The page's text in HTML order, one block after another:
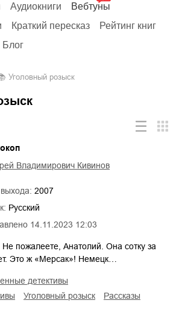
Аудиокниги
Вебтуны
Краткий пересказ
Рейтинг книг
Блог
Уголовный розыск
14.11.2023 12:03
Владимирович Кивинов
2007
Русский
пожалеете, Анатолий. Она сотку за
Это ж «Мерсак»! Немецк…
детективы
уголовный розыск рассказы